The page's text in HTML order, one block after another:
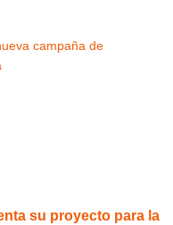
campaña de
su proyecto para la